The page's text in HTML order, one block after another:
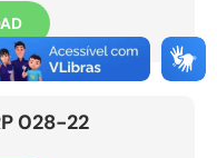
028-22